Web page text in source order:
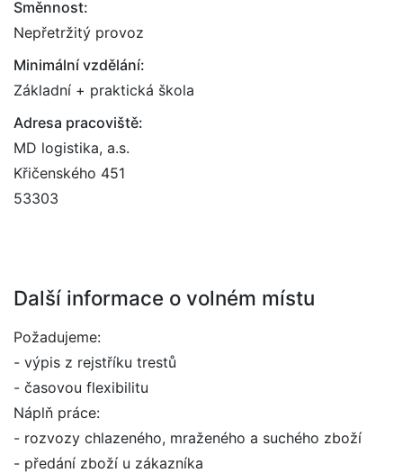
Směnnost:
Nepřetržitý provoz
Minimální vzdělání:
Základní + praktická škola
Adresa pracoviště:
MD logistika, a.s.
Křičenského 451
53303
Další informace o volném místu
Požadujeme:
- výpis z rejstříku trestů
- časovou flexibilitu
Náplň práce:
- rozvozy chlazeného, mraženého a suchého zboží
- předání zboží u zákazníka